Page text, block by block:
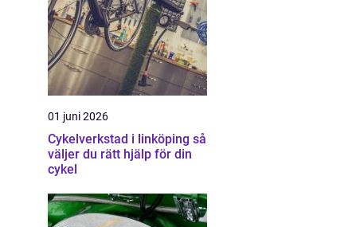
01 juni 2026
Cykelverkstad i linköping så
väljer du rätt hjälp för din
cykel